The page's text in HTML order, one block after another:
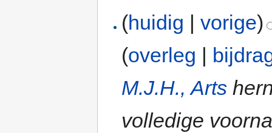
(huidig |vorige)
(overleg |
M.J.H., Arts
volledige